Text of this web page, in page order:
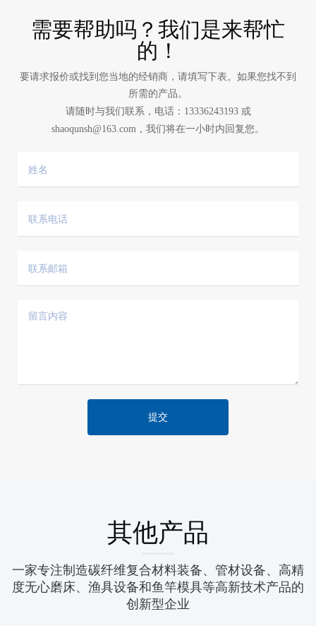
需要帮助吗？我们是来帮忙
的！
要请求报价或找到您当地的经销商，请填写下表。如果您找不到
所需的产品。
请随时与我们联系，电话： 13336243193或
shaoqunsh@163.com ，我们将在一小时内回复您。
提交
其他产品
一家专注制造碳纤维复合材料装备、管材设备、高精
度无心磨床、渔具设备和鱼竿模具等高新技术产品的
创新型企业